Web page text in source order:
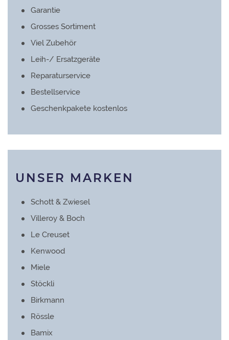
Garantie
Grosses Sortiment
Viel Zubehör
Leih-/ Ersatzgeräte
Reparaturservice
Bestellservice
Geschenkpakete kostenlos
UNSER MARKEN
Schott & Zwiesel
Villeroy & Boch
Le Creuset
Kenwood
Miele
Stöckli
Birkmann
Rössle
Bamix